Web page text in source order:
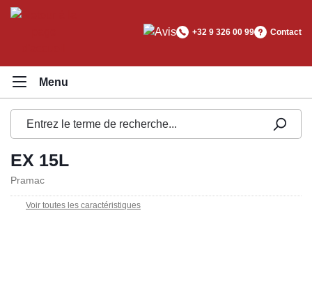
principal
+32 9 326 00 99 Contact
EX 15L
Pramac
Voir toutes les caractéristiques